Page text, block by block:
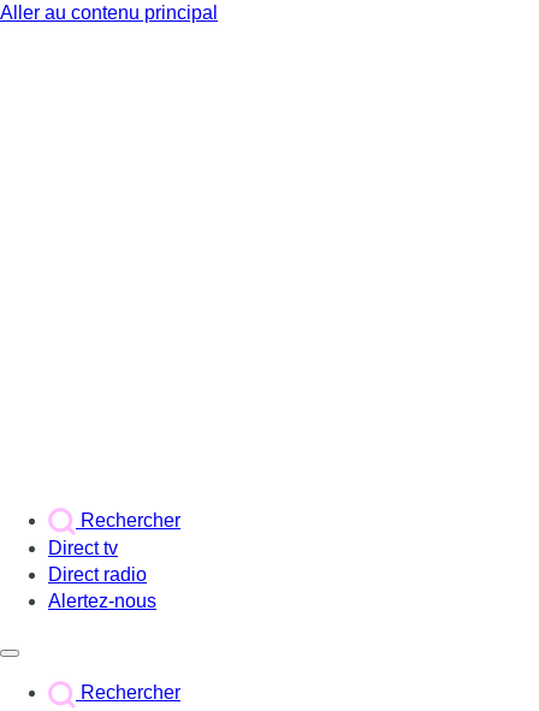
Aller au contenu principal
Rechercher
Direct tv
Direct radio
Alertez-nous
Rechercher